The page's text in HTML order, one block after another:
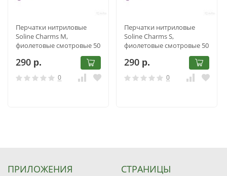
Перчатки нитриловые
Soline Charms M,
фиолетовые смотровые 50
290 р.
0
Перчатки нитриловые
Soline Charms S,
фиолетовые смотровые 50
290 р.
0
ПРИЛОЖЕНИЯ СТРАНИЦЫ